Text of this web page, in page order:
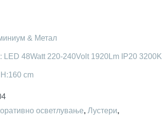
& Метал
LED 48Watt 220-240Volt 1920Lm IP20 3200K
cm
осветлување, Лустери,